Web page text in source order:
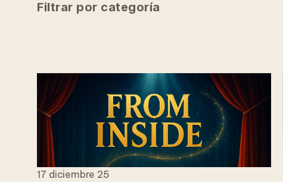
Filtrar por categoría
17 diciembre 25